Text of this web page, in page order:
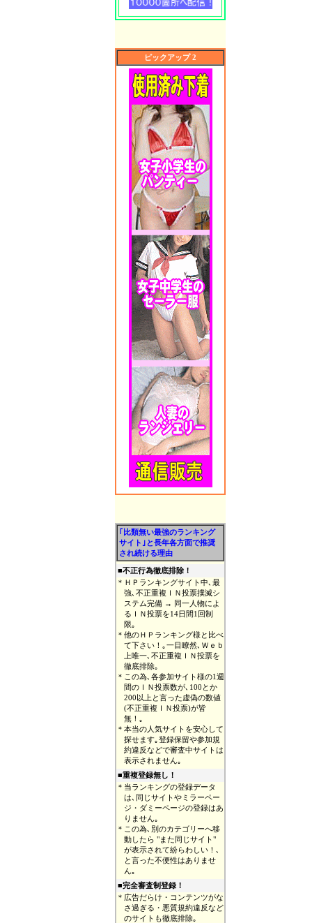
ピックアップ 2
｢比類無い最強のランキング
サイト｣と長年各方面で推奨
され続ける理由
■不正行為徹底排除！
＊ ＨＰランキングサイト中､最
強､不正重複ＩＮ投票撲滅シ
ステム完備 → 同一人物によ
るＩＮ投票を14日間1回制
限｡
＊ 他のＨＰランキング様と比べ
て下さい！｡一目瞭然､Ｗｅｂ
上唯一､不正重複ＩＮ投票を
徹底排除｡
＊ この為､各参加サイト様の1週
間のＩＮ投票数が､100とか
200以上と言った虚偽の数値
(不正重複ＩＮ投票)が皆
無！｡
＊ 本当の人気サイトを安心して
探せます｡登録保留や参加規
約違反などで審査中サイトは
表示されません｡
■重複登録無し！
＊ 当ランキングの登録データ
は､同じサイトやミラーペー
ジ・ダミーページの登録はあ
りません｡
＊ この為､別のカテゴリーへ移
動したら "また同じサイト"
が表示されて紛らわしい！､
と言った不便性はありませ
ん｡
■完全審査制登録！
＊ 広告だらけ・コンテンツがな
さ過ぎる・悪質規約違反など
のサイトも徹底排除｡